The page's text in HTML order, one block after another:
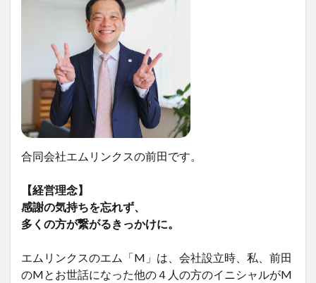
合同会社エムリンクスの前田です。
【経営理念】
感謝の気持ちを忘れず、
多くの方が繋がるきっかけに。
エムリンクスのエム「M」は、会社設立時、私、前田
のMとお世話になった他の４人の方のイニシャルがM